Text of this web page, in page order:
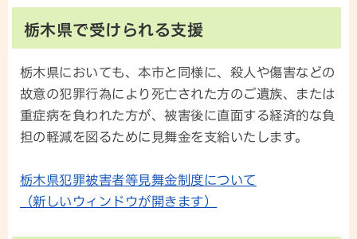
栃木県で受けられる支援
栃木県においても、本市と同様に、殺人や傷害などの
故意の犯罪行為により死亡された方のご遺族、または
重症病を負われた方が、被害後に直面する経済的な負
担の軽減を図るために見舞金を支給いたします。
栃木県犯罪被害者等見舞金制度について
（新しいウィンドウが開きます）